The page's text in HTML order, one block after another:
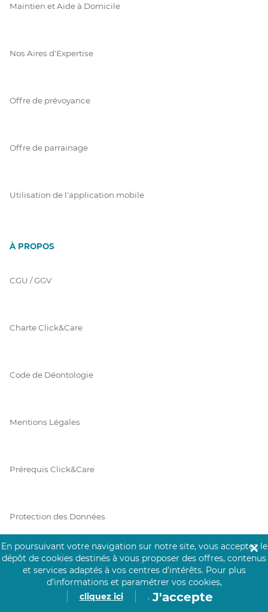
Maintien et Aide à Domicile
Nos Aires d'Expertise
Offre de prévoyance
Offre de parrainage
Utilisation de l'application mobile
À PROPOS
CGU / GGV
Charte Click&Care
Code de Déontologie
Mentions Légales
Prérequis Click&Care
Protection des Données
Vie Privée
En poursuivant votre navigation sur notre site, vous acceptez le
dépôt de cookies destinés à vous proposer des offres, contenus
et services adaptés à vos centres d’intérêts. Pour plus
d’informations et paramétrer vos cookies,
cliquez ici
. J'accepte
✕